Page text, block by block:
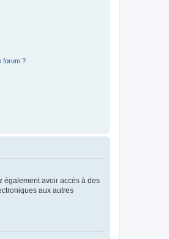
forum ?
également avoir accès à des
aux autres